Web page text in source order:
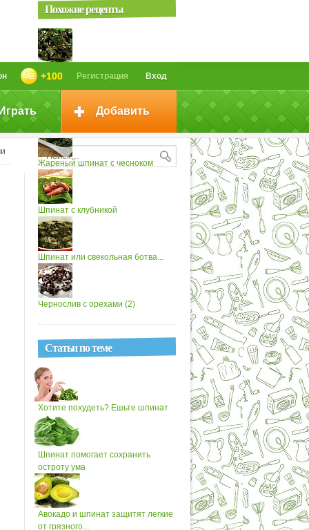
Вход
Регистрация
+100
Добавить
Похожие рецепты
Шпинат с яйцом
Жареный шпинат с чесноком
Шпинат с клубникой
Шпинат или свекольная ботва...
Чернослив с орехами (2)
Статьи по теме
Хотите похудеть? Ешьте шпинат
Шпинат помогает сохранить
остроту ума
Авокадо и шпинат защитят легкие
от грязного...